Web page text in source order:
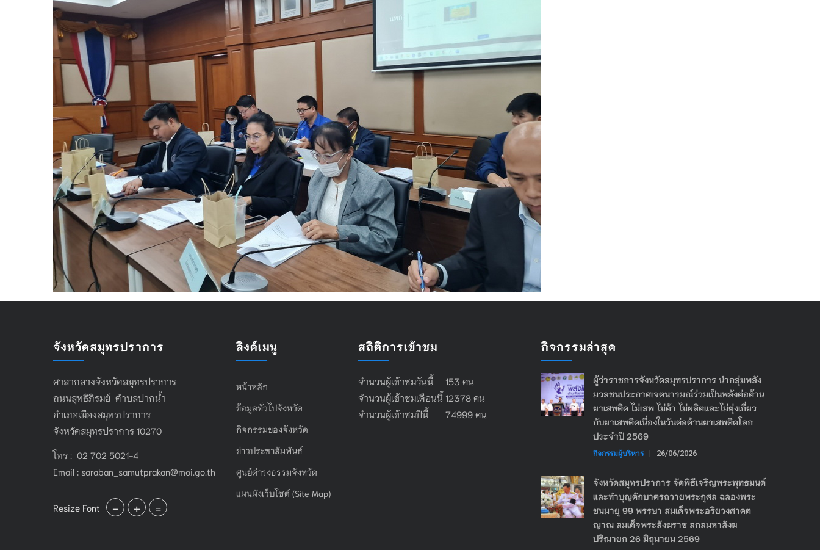
จังหวัดสมุทรปราการ
ศาลากลางจังหวัดสมุทรปราการ
ถนนสุทธิภิรมย์ ตำบลปากน้ำ
อำเภอเมืองสมุทรปราการ
จังหวัดสมุทรปราการ 10270
โทร : 02 702 5021-4
Email : saraban_samutprakan@moi.go.th
Resize Font - + =
ลิงค์เมนู
หน้าหลัก
ข้อมูลทั่วไปจังหวัด
กิจกรรมของจังหวัด
ข่าวประชาสัมพันธ์
ศูนย์ดำรงธรรมจังหวัด
แผนผังเว็บไซต์ (Site Map)
สถิติการเข้าชม
จำนวนผู้เข้าชมวันนี้ 153 คน
จำนวนผู้เข้าชมเดือนนี้ 12378 คน
จำนวนผู้เข้าชมปีนี้ 74999 คน
กิจกรรมล่าสุด
ผู้ว่าราชการจังหวัดสมุทรปราการ นำกลุ่มพลัง
มวลชนประกาศเจตนารมณ์ร่วมเป็นพลังต่อต้าน
ยาเสพติด ไม่เสพ ไม่ค้า ไม่ผลิตและไม่ยุ่งเกี่ยว
กับยาเสพติดเนื่องในวันต่อต้านยาเสพติดโลก
ประจำปี 2569
กิจกรรมผู้บริหาร | 26/06/2026
จังหวัดสมุทรปราการ จัดพิธีเจริญพระพุทธมนต์
และทำบุญตักบาตรถวายพระกุศล ฉลองพระ
ชนมายุ 99 พรรษา สมเด็จพระอริยวงศาคต
ญาณ สมเด็จพระสังฆราช สกลมหาสังฆ
ปริณายก 26 มิถุนายน 2569